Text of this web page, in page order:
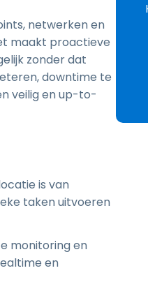
netwerken en
maakt proactieve
zonder dat
downtime te
veilig en up-to-
is van
taken uitvoeren
monitoring en
en